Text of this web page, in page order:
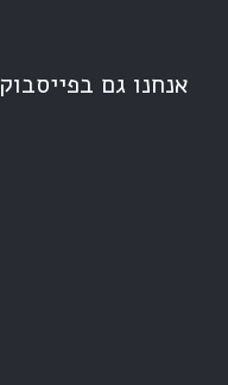
אנחנו גם בפייסבוק